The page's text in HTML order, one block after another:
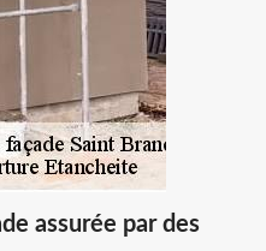
assurée par des